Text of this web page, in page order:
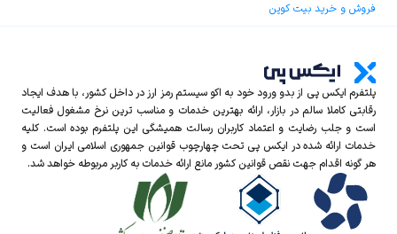
فروش و خرید بیت کوین
پلتفرم ایکس‌ پی از بدو ورود خود به اکو سیستم رمز ارز در داخل کشور، با هدف ایجاد
رقابتی کاملا سالم در بازار، ارائه بهترین خدمات و مناسب ترین نرخ مشغول فعالیت
است و جلب رضایت و اعتماد کاربران رسالت همیشگی این پلتفرم بوده است. کلیه
خدمات ارائه شده در ایکس‌ پی تحت چهارچوب قوانین جمهوری اسلامی ایران است و
هر گونه اقدام جهت نقص قوانین کشور مانع ارائه خدمات به کاربر مربوطه خواهد شد.